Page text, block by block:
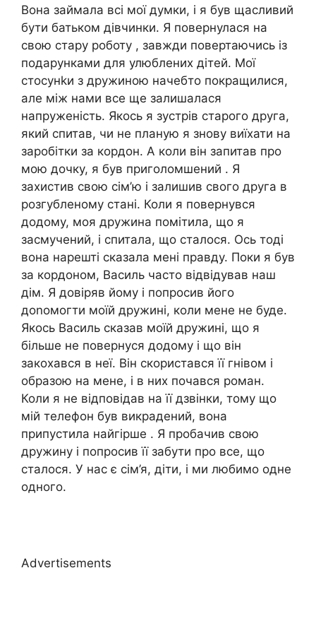
Вона займала всі мої думки, і я був щасливий
бути батьком дівчинки. Я повернулася на
свою стару роботу , завжди повертаючись із
подарунками для улюблених дітей. Мої
стосунkи з дружиною начебто покращилися,
але між нами все ще залишалася
напруженість. Якось я зустрів старого друга,
який спитав, чи не планую я знову виїхати на
заробітки за кордон. А коли він запитав про
мою дочку, я був приголомшений . Я
захистив свою сім’ю і залишив свого друга в
розгубленому стані. Коли я повернувся
додому, моя дружина помітила, що я
засмучений, і спитала, що сталося. Ось тоді
вона нарешті сказала мені правду. Поки я був
за кордоном, Василь часто відвідував наш
дім. Я довіряв йому і попросив його
доnомогти моїй дружині, коли мене не буде.
Якось Василь сказав моїй дружині, що я
більше не повернуся додому і що він
закохався в неї. Він скористався її гнівом і
образою на мене, і в них почався роман.
Коли я не відповідав на її дзвінки, тому що
мій телефон був викрадений, вона
припустила найгірше . Я пробачив свою
дружину і попросив її забути про все, що
сталося. У нас є сім’я, діти, і ми любимо одне
одного.
Advertisements